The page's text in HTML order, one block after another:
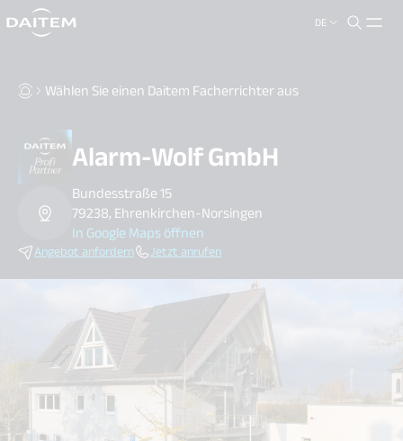
DE
search.label
Wählen Sie einen Daitem Facherrichter aus
Alarm-Wolf GmbH
Bundesstraße 15
79238, Ehrenkirchen-Norsingen
In Google Maps öffnen
Angebot anfordern Jetzt anrufen